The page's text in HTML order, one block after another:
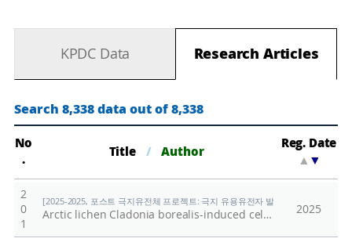
ed
ar
ch
KPDC Data Research Articles
Search 8,338 data out of 8,338
No
.
Title / Author
Reg. Date
▲
2
0
1
[2025-2025, 포스트 극지유전체 프로젝트: 극지 유용유전자 발굴을 위한 기능유전
Arctic lichen Cladonia borealis-induced cell death is mediated by p53-independent activation of Caspase-9 and PARP-1 signaling in human colorectal cancer cell lines 2025